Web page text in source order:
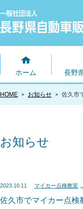
ホーム 長野
HOME お知らせ 佐久市
お知らせ
2023.10.11 マイカー点検教室
佐久市でマイカー点検